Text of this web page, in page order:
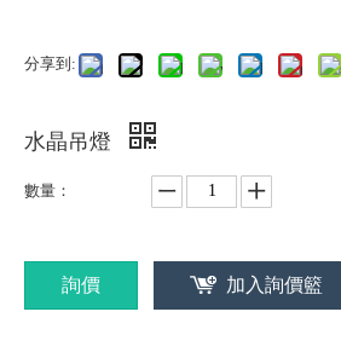
分享到:
水晶吊燈
數量：
詢價 加入詢價籃